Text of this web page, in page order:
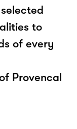
to
of every
Provencal